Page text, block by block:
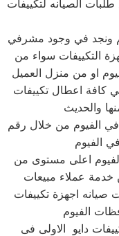
الصيانه لتكييفات
ونجد في وجود مشرفي
التكييفات سواء من
كافة اعطال تكييفات
الفيوم من خلال رقم
اعلى مستوى من
خدمة عملاء مبيعات
صيانه اجهزة تكييفات
دايو الاولى فى